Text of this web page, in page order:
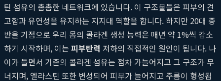
틴 섬유의 촘촘한 네트워크에 있습니다. 이 구조물들은 피부의 견
고함과 유연성을 유지하는 지지대 역할을 합니다. 하지만 20대 중
반을 기점으로 우리 몸의 콜라겐 생성 능력은 매년 약 1%씩 감소
하기 시작하며, 이는 피부탄력 저하의 직접적인 원인이 됩니다. 나
이가 들면서 기존의 콜라겐 섬유는 점차 가늘어지고 그 구조가 무
너지며, 엘라스틴 또한 변성되어 피부가 늘어지고 주름이 형성됩